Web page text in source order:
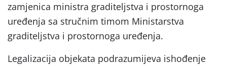
zamjenica ministra graditeljstva i prostornoga
uređenja sa stručnim timom Ministarstva
graditeljstva i prostornoga uređenja.
Legalizacija objekata podrazumijeva ishođenje